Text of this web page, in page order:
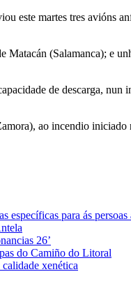
martes tres avións
(Salamanca); e
de descarga,
ao incendio
específicas para ás
26’
do Camiño do Litoral
xenética